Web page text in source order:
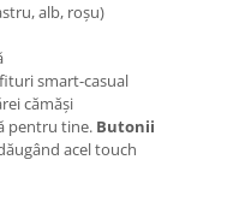
alb, roșu)
smart-casual
cămăși
pentru tine. Butonii
acel touch